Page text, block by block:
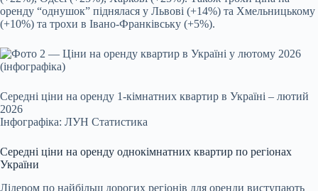
оренду “однушок” піднялася у Львові (+14%) та Хмельницькому
(+10%) та трохи в Івано-Франківську (+5%).
Середні ціни на оренду 1-кімнатних квартир в Україні – лютий
2026
Інфографіка: ЛУН Статистика
Середні ціни на оренду однокімнатних квартир по регіонах
України
Лідером по найбільш дорогих регіонів для оренди виступають